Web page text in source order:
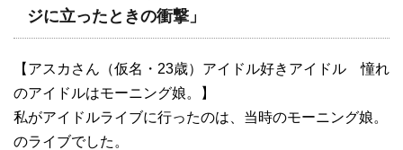
ジに立ったときの衝撃」
【アスカさん（仮名・23歳）アイドル好きアイドル 憧れ
のアイドルはモーニング娘。】
私がアイドルライブに行ったのは、当時のモーニング娘。
のライブでした。